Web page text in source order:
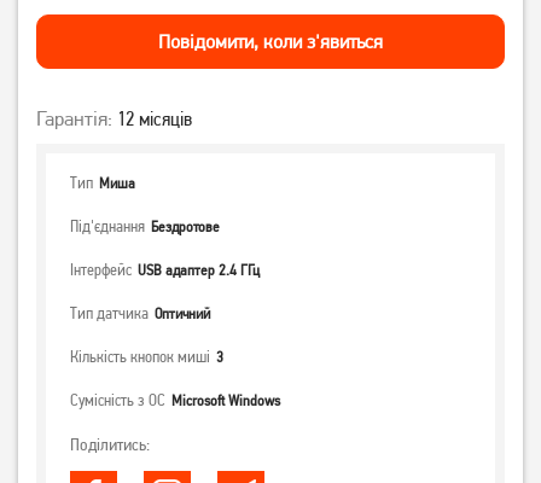
Повiдомити, коли з'явиться
Гарантія: 12 місяців
Тип Миша
Під'єднання Бездротове
Інтерфейс USB адаптер 2.4 ГГц
Тип датчика Оптичний
Кількість кнопок миші 3
Сумісність з ОС Microsoft Windows
Поділитись: